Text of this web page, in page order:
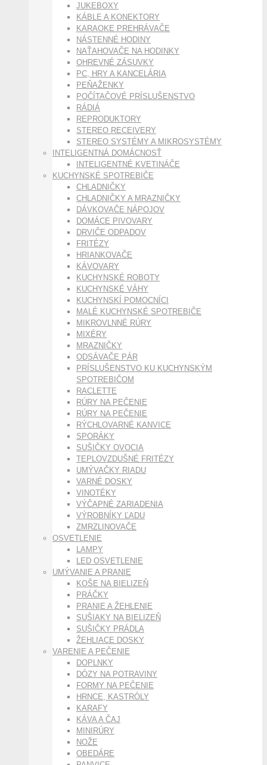
JUKEBOXY
KÁBLE A KONEKTORY
KARAOKE PREHRÁVAČE
NÁSTENNÉ HODINY
NAŤAHOVAČE NA HODINKY
OHREVNÉ ZÁSUVKY
PC, HRY A KANCELÁRIA
PEŇAŽENKY
POČÍTAČOVÉ PRÍSLUŠENSTVO
RÁDIÁ
REPRODUKTORY
STEREO RECEIVERY
STEREO SYSTÉMY A MIKROSYSTÉMY
INTELIGENTNÁ DOMÁCNOSŤ
INTELIGENTNÉ KVETINÁČE
KUCHYNSKÉ SPOTREBIČE
CHLADNIČKY
CHLADNIČKY A MRAZNIČKY
DÁVKOVAČE NÁPOJOV
DOMÁCE PIVOVARY
DRVIČE ODPADOV
FRITÉZY
HRIANKOVAČE
KÁVOVARY
KUCHYNSKÉ ROBOTY
KUCHYNSKÉ VÁHY
KUCHYNSKÍ POMOCNÍCI
MALÉ KUCHYNSKÉ SPOTREBIČE
MIKROVLNNÉ RÚRY
MIXÉRY
MRAZNIČKY
ODSÁVAČE PÁR
PRÍSLUŠENSTVO KU KUCHYNSKÝM
SPOTREBIČOM
RACLETTE
RÚRY NA PEČENIE
RÚRY NA PEČENIE
RÝCHLOVARNÉ KANVICE
SPORÁKY
SUŠIČKY OVOCIA
TEPLOVZDUŠNÉ FRITÉZY
UMÝVAČKY RIADU
VARNÉ DOSKY
VINOTÉKY
VÝČAPNÉ ZARIADENIA
VÝROBNÍKY ĽADU
ZMRZLINOVAČE
OSVETLENIE
LAMPY
LED OSVETLENIE
UMÝVANIE A PRANIE
KOŠE NA BIELIZEŇ
PRÁČKY
PRANIE A ŽEHLENIE
SUŠIAKY NA BIELIZEŇ
SUŠIČKY PRÁDLA
ŽEHLIACE DOSKY
VARENIE A PEČENIE
DOPLNKY
DÓZY NA POTRAVINY
FORMY NA PEČENIE
HRNCE, KASTRÓLY
KARAFY
KÁVA A ČAJ
MINIRÚRY
NOŽE
OBEDÁRE